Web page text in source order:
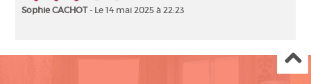
Sophie CACHOT- Le 14 mai 2025 à 22:23